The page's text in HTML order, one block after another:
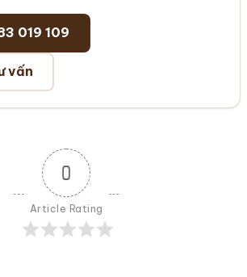
019 109
vấn
0
Article Rating